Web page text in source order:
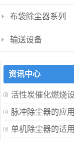
布袋除尘器系列
输送设备
资讯中心
活性炭催化燃烧
脉冲除尘器的应
单机除尘器的适